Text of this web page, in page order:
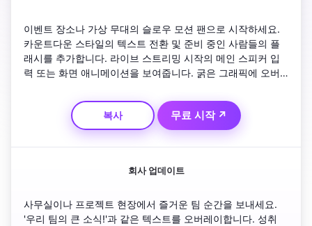
이벤트 장소나 가상 무대의 슬로우 모션 팬으로 시작하세요.
카운트다운 스타일의 텍스트 전환 및 준비 중인 사람들의 플
래시를 추가합니다. 라이브 스트리밍 시작의 메인 스피커 입
력 또는 화면 애니메이션을 보여줍니다. 굵은 그래픽에 오버
라이브에 참여하도록 초대하는 태그라인으로 마무리하세요.
복사
무료 시작 ↗
회사 업데이트
사무실이나 프로젝트 현장에서 즐거운 팀 순간을 보내세요.
'우리 팀의 큰 소식!'과 같은 텍스트를 오버레이합니다. 성취